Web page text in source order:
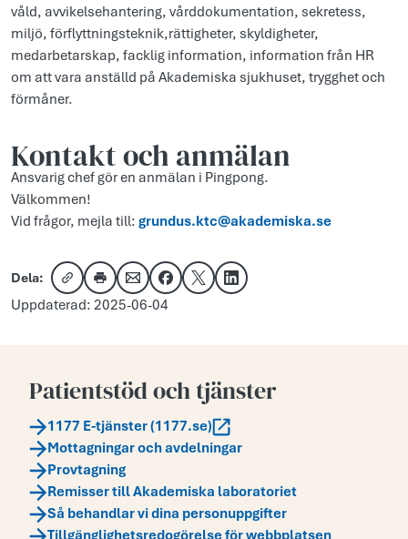
våld, avvikelsehantering, vårddokumentation, sekretess,
miljö, förflyttningsteknik,rättigheter, skyldigheter,
medarbetarskap, facklig information, information från HR
om att vara anställd på Akademiska sjukhuset, trygghet och
förmåner.
Kontakt och anmälan
Ansvarig chef gör en anmälan i Pingpong.
Välkommen!
Vid frågor, mejla till: grundus.ktc@akademiska.se
Dela:
Kopiera länk
Skriv utDela via e-post
Dela på Facebook
Dela på XDela på LinkedIn
Uppdaterad: 2025-06-04
Patientstöd och tjänster
1177 E-tjänster (1177.se)
Mottagningar och avdelningar
Provtagning
Remisser till Akademiska laboratoriet
Så behandlar vi dina personuppgifter